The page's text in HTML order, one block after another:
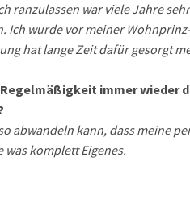
ranzulassen war viele Jahre
wurde vor meiner
hat lange Zeit dafür gesorgt
immer wieder
abwandeln kann, dass meine
komplett Eigenes.